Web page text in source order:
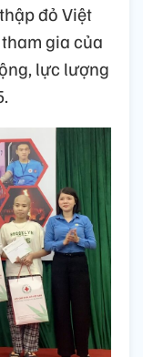
đỏ Việt
gia của
lực lượng